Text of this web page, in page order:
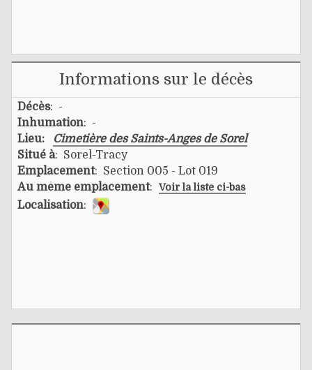
Informations sur le décès
Décès: -
Inhumation: -
Lieu:
Cimetière des Saints-Anges de Sorel
Situé à: Sorel-Tracy
Emplacement: Section 005 - Lot 019
Au même emplacement: Voir la liste ci-bas
Localisation: